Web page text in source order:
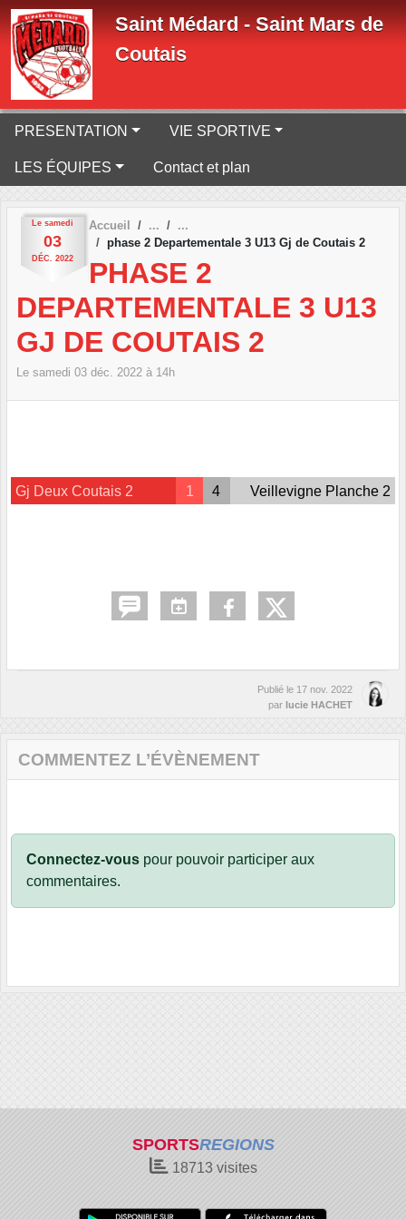
Saint Médard - Saint Mars de
Coutais
PRESENTATION VIE SPORTIVE
LES ÉQUIPES Contact et plan
Le samedi
03
DÉC. 2022
Accueil
phase 2 Departementale 3 U13 Gj de Coutais 2
PHASE 2
DEPARTEMENTALE 3 U13
GJ DE COUTAIS 2
Le samedi 03 déc. 2022 à 14h
Gj Deux Coutais 2 1 4 Veillevigne Planche 2
Publié le 17 nov. 2022
par lucie HACHET
COMMENTEZ L’ÉVÈNEMENT
Connectez-vous pour pouvoir participer aux
commentaires.
SPORTSREGIONS
18713visites
Panneau de gestion des cookies